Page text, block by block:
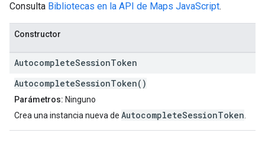
Consulta Bibliotecas en la API de Maps JavaScript.
Constructor
AutocompleteSessionToken
AutocompleteSessionToken()
Parámetros: Ninguno
Crea una instancia nueva de AutocompleteSessionToken